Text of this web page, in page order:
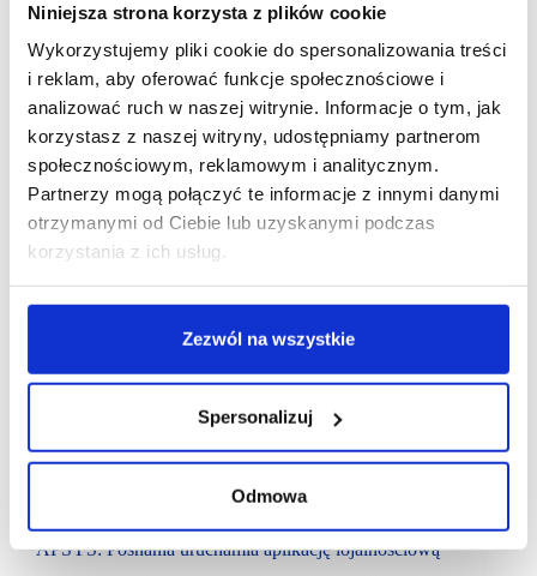
Niniejsza strona korzysta z plików cookie
Wykorzystujemy pliki cookie do spersonalizowania treści
i reklam, aby oferować funkcje społecznościowe i
analizować ruch w naszej witrynie. Informacje o tym, jak
korzystasz z naszej witryny, udostępniamy partnerom
społecznościowym, reklamowym i analitycznym.
Partnerzy mogą połączyć te informacje z innymi danymi
otrzymanymi od Ciebie lub uzyskanymi podczas
korzystania z ich usług.
Zezwól na wszystkie
Spersonalizuj
Odmowa
Apsys Posnania
APSYS: Posnania uruchamia aplikację lojalnościową